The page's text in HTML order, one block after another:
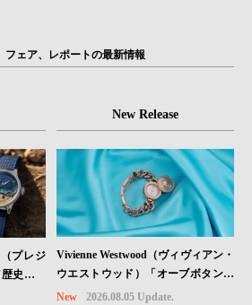
フェア、レポートの最新情報
プレジ
史を身
Willys
New Release
Vivienne Westwood（ヴィヴィアン・
ウエストウッド）「オーブボタン」
コレクションに、⽇本限定カラーの
New 2026.08.05 Update.